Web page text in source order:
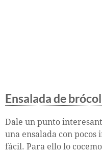
Ensalada de
Dale un punto
una ensalada con
fácil. Para ello lo